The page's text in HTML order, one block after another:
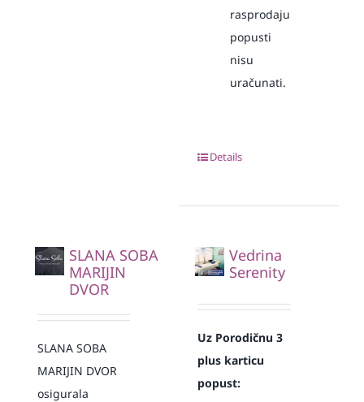
rasprodaju
popusti
nisu
uračunati.
Details
SLANA SOBA
MARIJIN
DVOR
SLANA SOBA
MARIJIN DVOR
osigurala
Vedrina
Serenity
Uz Porodičnu 3
plus karticu
popust: